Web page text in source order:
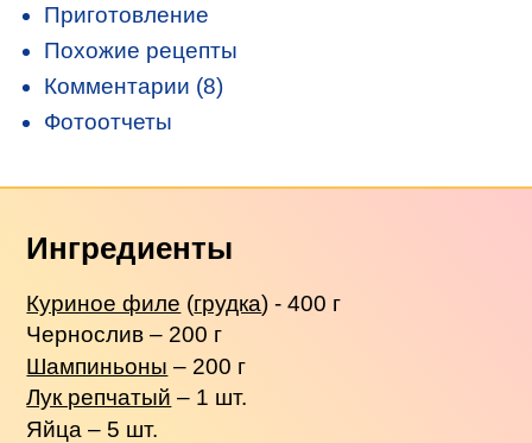
Приготовление
Похожие рецепты
Комментарии (8)
Фотоотчеты
Ингредиенты
Куриное филе (грудка) - 400 г
Чернослив – 200 г
Шампиньоны – 200 г
Лук репчатый – 1 шт.
Яйца – 5 шт.